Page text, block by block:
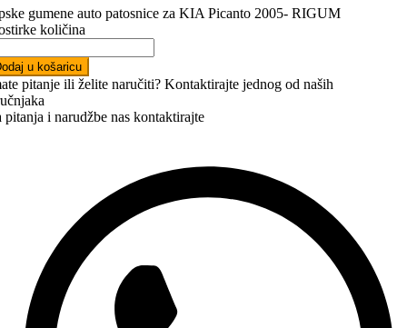
gumene auto patosnice za KIA Picanto 2005- RIGUM
količina
u košaricu
pitanje ili želite naručiti? Kontaktirajte jednog od naših
pitanja i narudžbe nas kontaktirajte
linkedin
Jednostavno nas kontaktirajte putem telefona, Vibera, WhatsAppa ili
nam napišite e-mail.
Auto dijelovi Bosna i Hercegovina
Auto dijelovi Sarajevo
Auto dijelovi Banja Luka
Auto dijelovi Mostar
Auto dijelovi Zenica
Auto dijelovi Tuzla
Auto dijelovi Grude